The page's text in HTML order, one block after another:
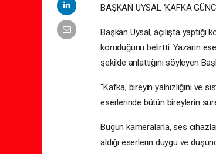
BAŞKAN UYSAL ‘KAFKA
Başkan Uysal, açılışta
koruduğunu belirtti. Yazarın
şekilde anlattığını söyleyen
“Kafka, bireyin yalnızlığını
eserlerinde bütün bireylerin
Bugün kameralarla, ses
aldığı eserlerin duygu ve